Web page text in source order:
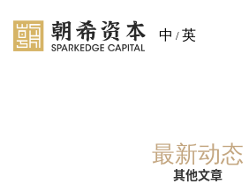
中 / 英
最新动态
其他文章